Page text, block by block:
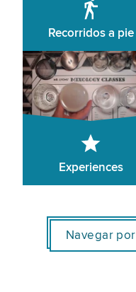
Recorridos a pie
Experiences
Navegar